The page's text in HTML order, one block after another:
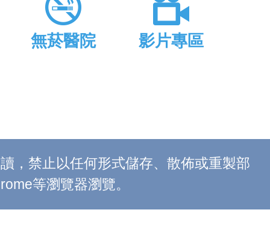
無菸醫院 影片專區
，禁止以任何形式儲存、散佈或重製部
等瀏覽器瀏覽。